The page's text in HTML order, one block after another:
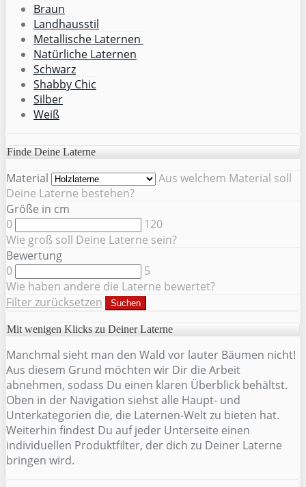
Braun
Landhausstil
Metallische Laternen
Natürliche Laternen
Schwarz
Shabby Chic
Silber
Weiß
Finde Deine Laterne
Material
Aus welchem Material soll
Deine Laterne bestehen?
Größe in cm
0
120
Wie groß soll Deine Laterne sein?
Bewertung
0
5
Wie haben andere die Laterne bewertet?
Filter zurücksetzen
Suchen
Mit wenigen Klicks zu Deiner Laterne
Manchmal sieht man den Wald vor lauter Bäumen nicht!
Aus diesem Grund möchten wir Dir die Arbeit
abnehmen, sodass Du einen klaren Überblick behältst.
Oben in der Navigation siehst alle Haupt- und
Unterkategorien die, die Laternen-Welt zu bieten hat.
Weiterhin findest Du auf jeder Unterseite einen
individuellen Produktfilter, der dich zu Deiner Laterne
bringen wird.